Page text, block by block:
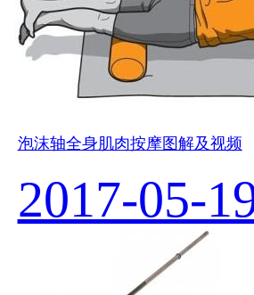
泡沫轴全身肌肉按摩图解及视频
2017-05-